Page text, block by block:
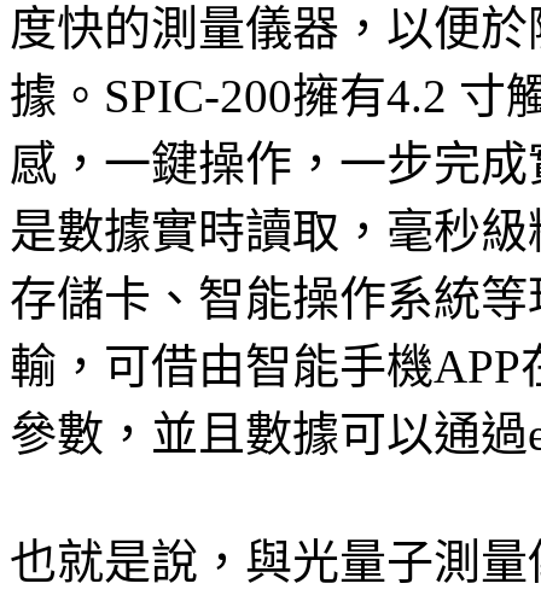
度快的測量儀器，以便
據。SPIC-200擁有4.2 寸
感，一鍵操作，一步完
是數據實時讀取，毫秒
存儲卡、智能操作系統
輸，可借由智能手機
參數，並且數據可以通
也就是說，與光量子測